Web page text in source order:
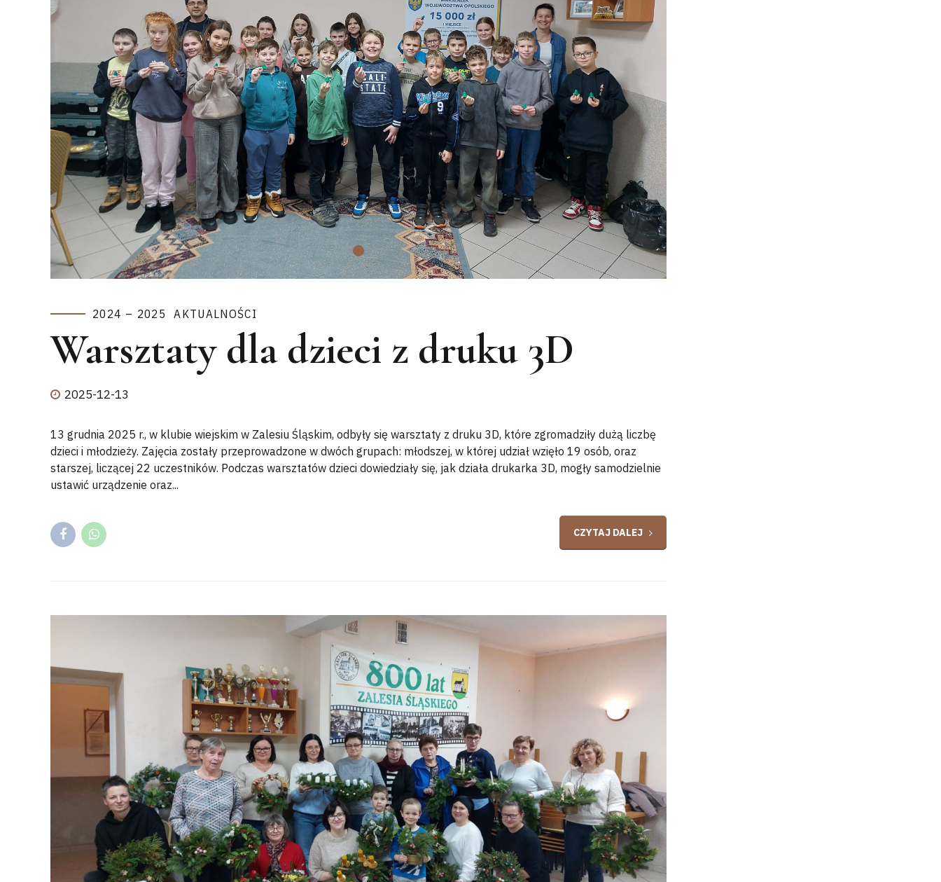
2024 – 2025 AKTUALNOŚCI
Warsztaty dla dzieci z druku 3D
2025-12-13
13 grudnia 2025 r., w klubie wiejskim w Zalesiu Śląskim, odbyły się warsztaty z druku 3D, które zgromadziły dużą liczbę
dzieci i młodzieży. Zajęcia zostały przeprowadzone w dwóch grupach: młodszej, w której udział wzięło 19 osób, oraz
starszej, liczącej 22 uczestników. Podczas warsztatów dzieci dowiedziały się, jak działa drukarka 3D, mogły samodzielnie
ustawić urządzenie oraz...
CZYTAJ DALEJ